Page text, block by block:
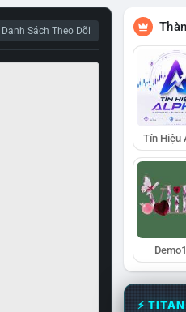
Danh Sách Theo Dõi
Tín Hiệu
⚡